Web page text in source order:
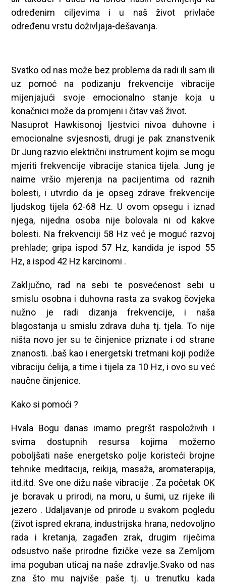
određenim ciljevima i u naš život privlače
određenu vrstu doživljaja-dešavanja.
Svatko od nas može bez problema da radi ili sam ili
uz pomoć na podizanju frekvencije vibracije
mijenjajući svoje emocionalno stanje koja u
konačnici može da promjeni i čitav vaš život.
Nasuprot Hawkisonoj ljestvici nivoa duhovne i
emocionalne svjesnosti, drugi je pak znanstvenik
Dr Jung razvio električni instrument kojim se mogu
mjeriti frekvencije vibracije stanica tijela. Jung je
naime vršio mjerenja na pacijentima od raznih
bolesti, i utvrdio da je opseg zdrave frekvencije
ljudskog tijela 62-68 Hz. U ovom opsegu i iznad
njega, nijedna osoba nije bolovala ni od kakve
bolesti. Na frekvenciji 58 Hz već je moguć razvoj
prehlade; gripa ispod 57 Hz, kandida je ispod 55
Hz, a ispod 42 Hz karcinomi .
Zaključno, rad na sebi te posvećenost sebi u
smislu osobna i duhovna rasta za svakog čovjeka
nužno je radi dizanja frekvencije, i naša
blagostanja u smislu zdrava duha tj. tjela. To nije
ništa novo jer su te činjenice priznate i od strane
znanosti. .baš kao i energetski tretmani koji podiže
vibraciju ćelija, a time i tijela za 10 Hz, i ovo su već
naučne činjenice.
Kako si pomoći ?
Hvala Bogu danas imamo pregršt raspoloživih i
svima dostupnih resursa kojima možemo
poboljšati naše energetsko polje koristeći brojne
tehnike meditacija, reikija, masaža, aromaterapija,
itd.itd. Sve one dižu naše vibracije . Za početak OK
je boravak u prirodi, na moru, u šumi, uz rijeke ili
jezero . Udaljavanje od prirode u svakom pogledu
(život ispred ekrana, industrijska hrana, nedovoljno
rada i kretanja, zagađen zrak, drugim riječima
odsustvo naše prirodne fizičke veze sa Zemljom
ima poguban uticaj na naše zdravlje.Svako od nas
zna što mu najviše paše tj. u trenutku kada